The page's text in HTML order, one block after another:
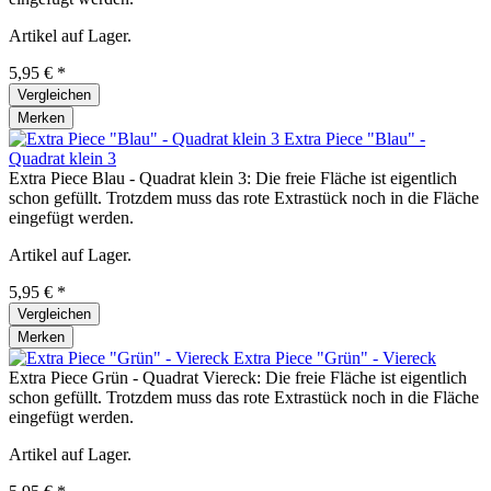
Artikel auf Lager.
5,95 € *
Vergleichen
Merken
Extra Piece "Blau" -
Quadrat klein 3
Extra Piece Blau - Quadrat klein 3: Die freie Fläche ist eigentlich
schon gefüllt. Trotzdem muss das rote Extrastück noch in die Fläche
eingefügt werden.
Artikel auf Lager.
5,95 € *
Vergleichen
Merken
Extra Piece "Grün" - Viereck
Extra Piece Grün - Quadrat Viereck: Die freie Fläche ist eigentlich
schon gefüllt. Trotzdem muss das rote Extrastück noch in die Fläche
eingefügt werden.
Artikel auf Lager.